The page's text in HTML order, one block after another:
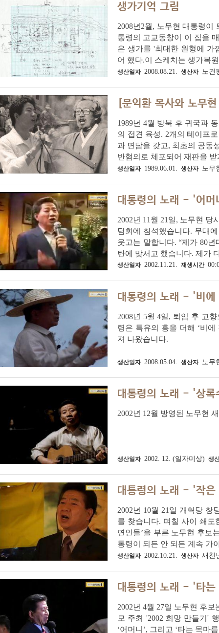
생가기억 그림
2008년2월, 노무현 대통령
통령의 고교동창이 이 집을
은 생가를 '최대한 원형에 가
어 했다.이 스케치는 생가복
생산일자 2008.08.21. 생산자 노건
[문익환 목사와 노무
1989년 4월 방북 후 귀국과
의 접견 육성. 2개의 테이프
과 면담을 갖고, 최초의 공동
반혐의로 체포되어 재판을 받
생산일자 1989.06.01. 생산자 노무
대통령의 노래 - '어머
2002년 11월 21일, 노무현
담회에 참석했습니다. 무대
웃고는 말합니다. “제가 80
탄에 맞서고 했습니다. 제가
생산일자 2002.11.21. 재생시간
대통령의 노래 - '비에
2008년 5월 4일, 퇴임 후 고
령은 특유의 흥을 더해 ‘비
져 나왔습니다.
생산일자 2008.05.04. 생산자 노무
대통령의 노래 - '상록
2002년 12월 방영된 노무현
생산일자 2002. 12. (일자미상) 생
대통령의 노래 - '작은
2002년 10월 21일 개혁당
를 찾습니다. 며칠 사이 쇄도
연인들’을 부른 노무현 후보
통령이 되든 안 되든 계속 가
생산일자 2002.10.21. 생산자 새천
대통령의 노래 - '타는
2002년 4월 27일 노무현 후
모 주최 '2002 희망 만들기'
‘어머니’, 그리고 ‘타는 목마